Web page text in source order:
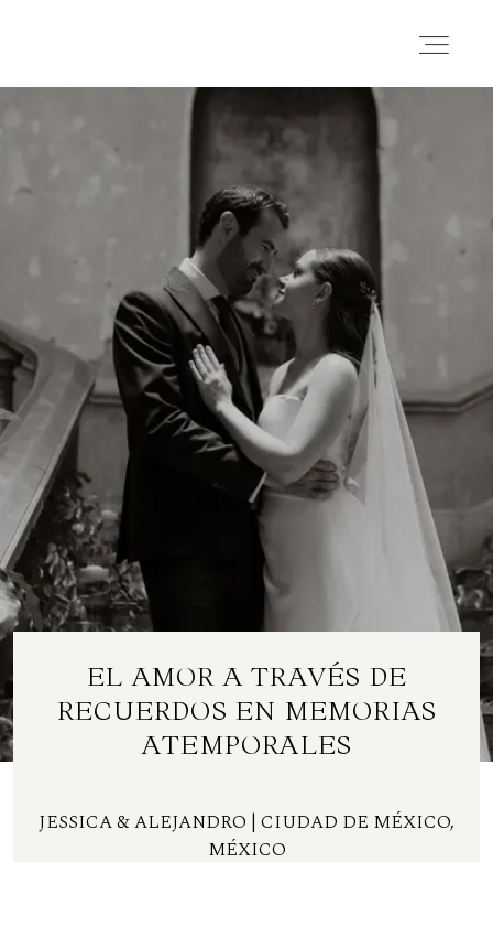
Portafolio
Historias
Cortometrajes
Acerca
Blog
Contacto
ES
EL AMOR A TRAVÉS DE
RECUERDOS EN MEMORIAS
ATEMPORALES
JESSICA & ALEJANDRO | CIUDAD DE MÉXICO,
MÉXICO